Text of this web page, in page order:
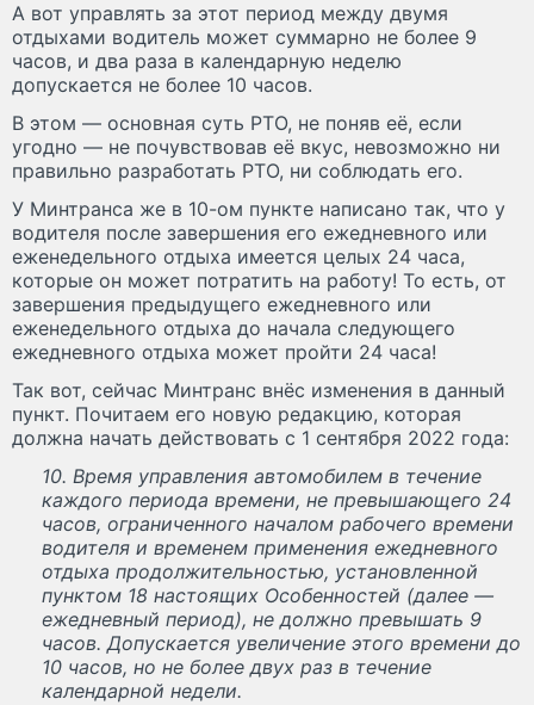
А вот управлять за этот период между двумя
отдыхами водитель может суммарно не более 9
часов, и два раза в календарную неделю
допускается не более 10 часов.
В этом — основная суть РТО, не поняв её, если
угодно — не почувствовав её вкус, невозможно ни
правильно разработать РТО, ни соблюдать его.
У Минтранса же в 10-ом пункте написано так, что у
водителя после завершения его ежедневного или
еженедельного отдыха имеется целых 24 часа,
которые он может потратить на работу! То есть, от
завершения предыдущего ежедневного или
еженедельного отдыха до начала следующего
ежедневного отдыха может пройти 24 часа!
Так вот, сейчас Минтранс внёс изменения в данный
пункт. Почитаем его новую редакцию, которая
должна начать действовать с 1 сентября 2022 года:
10. Время управления автомобилем в течение
каждого периода времени, не превышающего 24
часов, ограниченного началом рабочего времени
водителя и временем применения ежедневного
отдыха продолжительностью, установленной
пунктом 18 настоящих Особенностей (далее —
ежедневный период), не должно превышать 9
часов. Допускается увеличение этого времени до
10 часов, но не более двух раз в течение
календарной недели.